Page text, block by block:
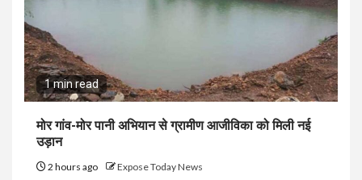
1 min read
मोर गांव-मोर पानी अभियान से ग्रामीण आजीविका को मिली नई
उड़ान
2 hours ago Expose Today News